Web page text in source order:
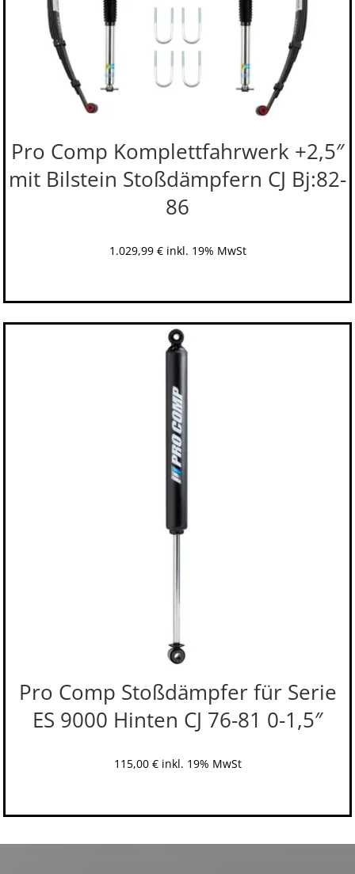
Pro Comp Komplettfahrwerk +2,5″
mit Bilstein Stoßdämpfern CJ Bj:82-
86
1.029,99 € inkl. 19% MwSt
Pro Comp Stoßdämpfer für Serie
ES 9000 Hinten CJ 76-81 0-1,5″
115,00 € inkl. 19% MwSt